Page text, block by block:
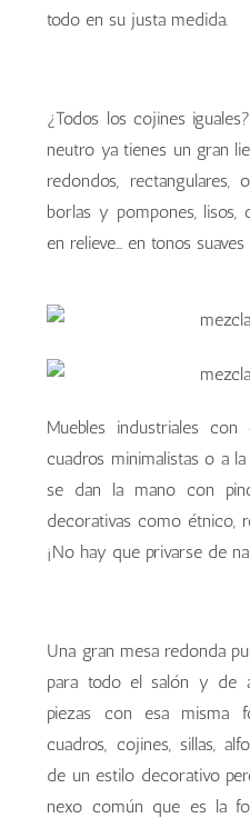
todo en su justa medida.
¿Todos los cojines
neutro ya tienes un gran
redondos, rectangulares,
borlas y pompones, lisos,
en relieve… en tonos
Muebles industriales
cuadros minimalistas o a
se dan la mano con
decorativas como étnico,
¡No hay que privarse de
Una gran mesa redonda
para todo el salón y de
piezas con esa misma
cuadros, cojines, sillas,
de un estilo decorativo
nexo común que es la